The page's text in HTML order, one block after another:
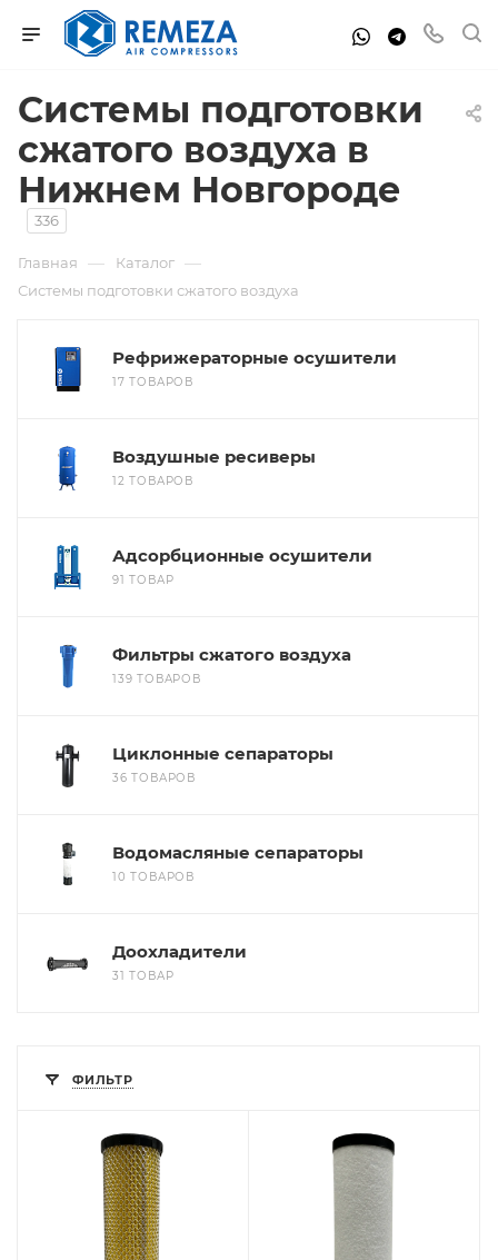
Системы подготовки
сжатого воздуха в
Нижнем Новгороде
336
Главная — Каталог —
Системы подготовки сжатого воздуха
Рефрижераторные осушители
17 ТОВАРОВ
Воздушные ресиверы
12 ТОВАРОВ
Адсорбционные осушители
91 ТОВАР
Фильтры сжатого воздуха
139 ТОВАРОВ
Циклонные сепараторы
36 ТОВАРОВ
Водомасляные сепараторы
10 ТОВАРОВ
Доохладители
31 ТОВАР
ФИЛЬТР